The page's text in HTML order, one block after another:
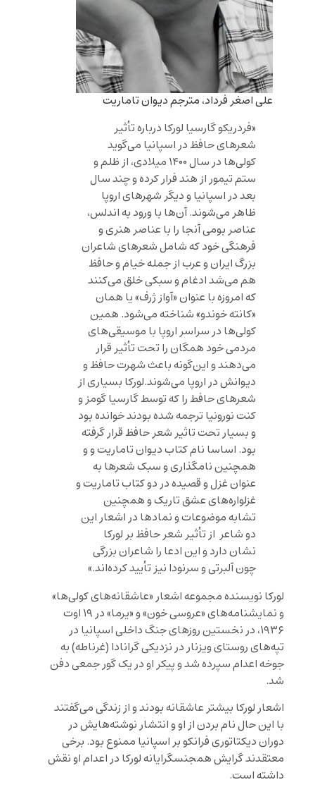
علی اصغر فرداد، مترجم دیوان تاماریت
«فردریکو گارسیا لورکا درباره تأثیر
شعرهای حافظ در اسپانیا می‌گوید
کولی‌ها در سال ۱۴۰۰ میلادی، از ظلم و
ستم تیمور از هند فرار کرده و چند سال
بعد در اسپانیا و دیگر شهرهای اروپا
ظاهر می‌شوند. آن‌ها با ورود به اندلس،
عناصر بومی آنجا را با عناصر هنری و
فرهنگی خود که شامل شعرهای شاعران
بزرگ ایران و عرب از جمله خیام و حافظ
هم می‌شد ادغام و سبکی خلق می‌کنند
که امروزه با عنوان «آواز ژرف» یا همان
«کانته خوندو» شناخته می‌شود. همین
کولی‌ها در سراسر اروپا با موسیقی‌های
مردمی خود همگان را تحت تأثیر قرار
می‌دهند و این‌گونه باعث شهرت حافظ و
دیوانش در اروپا می‌شوند.لورکا بسیاری از
شعرهای حافط را که توسط گارسیا گومز و
کنت نورونیا ترجمه شده بودند خوانده بود
و بسیار تحت تاثیر شعر حافظ قرار گرفته
بود. اساسا نام کتاب دیوان تاماریت و و
همچنین نامگذاری و سبک شعرها به
عنوان غزل و قصیده در دو کتاب تاماریت و
غزلواره‌های عشق تاریک و همچنین
تشابه موضوعات و نمادها در اشعار این
دو شاعر از تأثیر شعر حافظ بر لورکا
نشان دارد و این ادعا را شاعران بزرگی
چون آلبرتی و سرنودا نیز تأیید کرده‌اند.»
لورکا نویسنده مجموعه اشعار «عاشقانه‌های کولی‌ها»
و نمایشنامه‌های «عروسی خون» و «یرما» در ۱۹ اوت
۱۹۳۶، در نخستین روزهای جنگ داخلی اسپانیا در
تپه‌های روستای ویزنار در نزدیکی گرانادا (غرناطه) به
جوخه اعدام سپرده شد و پیکر او در یک گور جمعی دفن
شد.
اشعار لورکا بیشتر عاشقانه بودند و از زندگی می‌گفتند
با این حال نام بردن از او و انتشار نوشته‌هایش در
دوران دیکتاتوری فرانکو بر اسپانیا ممنوع بود. برخی
معتقدند گرایش همجنسگرایانه‌ لورکا در اعدام او نقش
داشته است.